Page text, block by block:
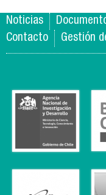
Noticias
Contacto
Gestión